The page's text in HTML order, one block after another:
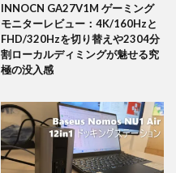
INNOCN GA27V1M ゲーミング
モニターレビュー：4K/160Hzと
FHD/320Hzを切り替えや2304分
割ローカルディミングが魅せる究
極の没入感